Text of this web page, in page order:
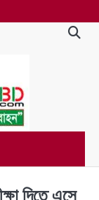
দিতে এসে